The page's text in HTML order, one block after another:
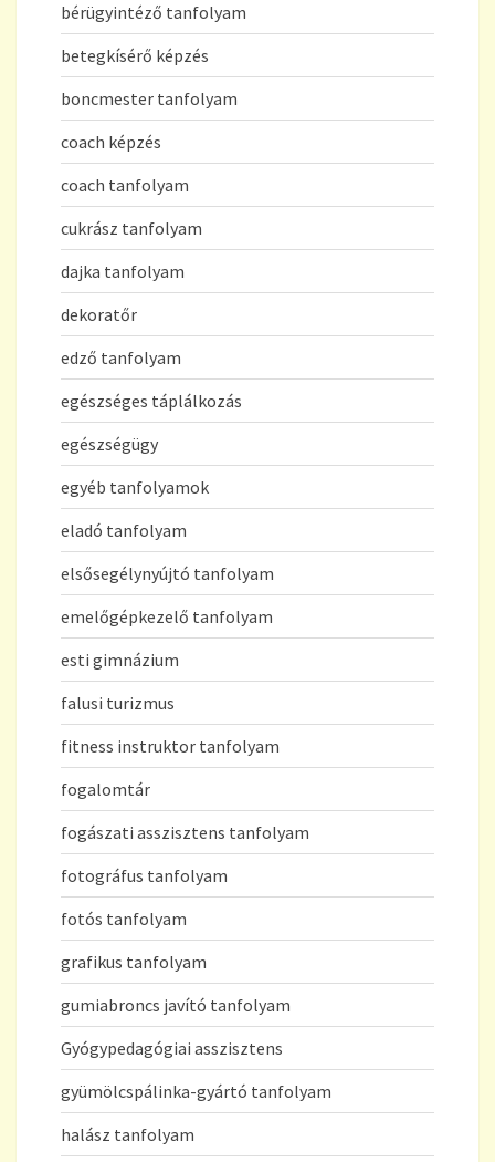
bérügyintéző tanfolyam
betegkísérő képzés
boncmester tanfolyam
coach képzés
coach tanfolyam
cukrász tanfolyam
dajka tanfolyam
dekoratőr
edző tanfolyam
egészséges táplálkozás
egészségügy
egyéb tanfolyamok
eladó tanfolyam
elsősegélynyújtó tanfolyam
emelőgépkezelő tanfolyam
esti gimnázium
falusi turizmus
fitness instruktor tanfolyam
fogalomtár
fogászati asszisztens tanfolyam
fotográfus tanfolyam
fotós tanfolyam
grafikus tanfolyam
gumiabroncs javító tanfolyam
Gyógypedagógiai asszisztens
gyümölcspálinka-gyártó tanfolyam
halász tanfolyam